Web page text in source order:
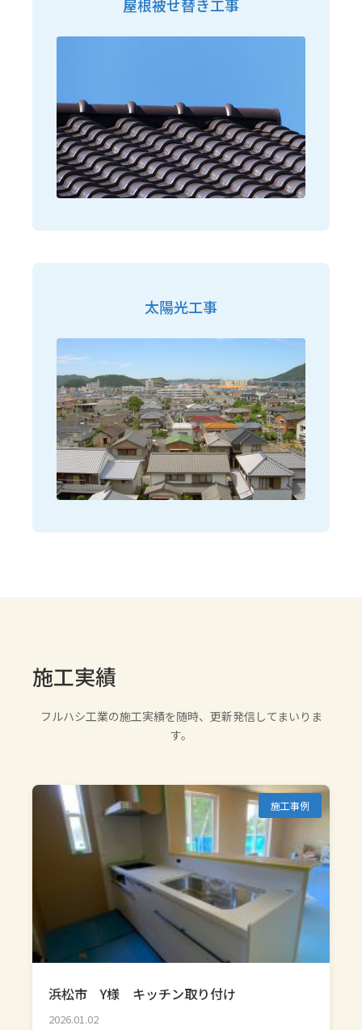
屋根被せ替き工事
太陽光工事
施工実績
フルハシ工業の施工実績を随時、更新発信してまいりま
す。
施工事例
浜松市 Y様 キッチン取り付け
2026.01.02